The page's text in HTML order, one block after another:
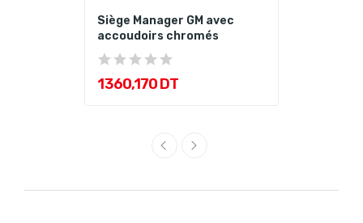
Siège Manager GM avec
accoudoirs chromés
1 360,170 DT